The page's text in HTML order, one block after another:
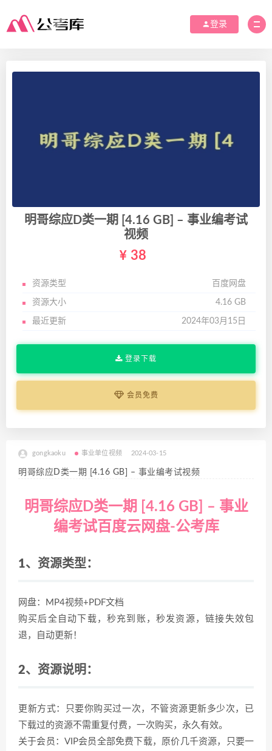
登录
明哥综应D类一期 [4.16 GB] – 事业编考试
视频
38
资源类型 百度网盘
资源大小 4.16 GB
最近更新 2024年03月15日
登录下载
会员免费
gongkaoku 事业单位视频 2024-03-15
明哥综应D类一期 [4.16 GB] – 事业编考试视频
明哥综应D类一期 [4.16 GB] – 事业
编考试百度云网盘-公考库
1、资源类型：
网盘：MP4视频+PDF文档
购买后全自动下载，秒充到账，秒发资源，链接失效包
退，自动更新！
2、资源说明：
更新方式：只要你购买过一次，不管资源更新多少次，已
下载过的资源不需重复付费，一次购买，永久有效。
关于会员：VIP会员全部免费下载，原价几千资源，只要一